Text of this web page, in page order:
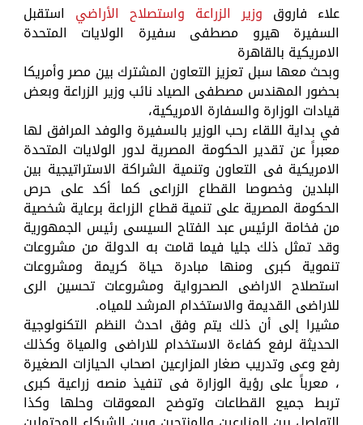
علاء فاروق وزير الزراعة واستصلاح الأراضي استقبل
السفيرة هيرو مصطفى سفيرة الولايات المتحدة
الامريكية بالقاهرة
وبحث معها سبل تعزيز التعاون المشترك بين مصر وأمريكا
بحضور المهندس مصطفى الصياد نائب وزير الزراعة وبعض
قيادات الوزارة والسفارة الامريكية،
في بداية اللقاء رحب الوزير بالسفيرة والوفد المرافق لها
معبراً عن تقدير الحكومة المصرية لدور الولايات المتحدة
الامريكية فى التعاون وتنمية الشراكة الاستراتيجية بين
البلدين وخصوصا القطاع الزراعى كما أكد على حرص
الحكومة المصرية على تنمية قطاع الزراعة برعاية شخصية
من فخامة الرئيس عبد الفتاح السيسى رئيس الجمهورية
وقد تمثل ذلك جليا فيما قامت به الدولة من مشروعات
تنموية كبرى ومنها مبادرة حياة كريمة ومشروعات
استصلاح الاراضى الصحرواية ومشروعات تحسين الرى
للاراضى القديمة والاستخدام المرشد للمياه.
مشيرا إلى أن ذلك يتم وفق احدث النظم التكنولوجية
الحديثة لرفع كفاءة الاستخدام للاراضى والمياة وكذلك
رفع وعى وتدريب صغار المزارعين اصحاب الحيازات الصغيرة
، معرباً على رؤية الوزارة فى تنفيذ منصه زراعية كبرى
تربط جميع القطاعات وتوضح المعوقات وحلها وكذا